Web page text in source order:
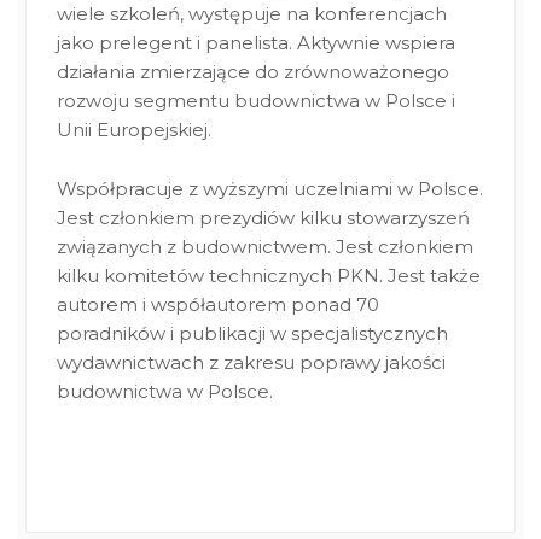
wiele szkoleń, występuje na konferencjach
jako prelegent i panelista. Aktywnie wspiera
działania zmierzające do zrównoważonego
rozwoju segmentu budownictwa w Polsce i
Unii Europejskiej.
Współpracuje z wyższymi uczelniami w Polsce.
Jest członkiem prezydiów kilku stowarzyszeń
związanych z budownictwem. Jest członkiem
kilku komitetów technicznych PKN. Jest także
autorem i współautorem ponad 70
poradników i publikacji w specjalistycznych
wydawnictwach z zakresu poprawy jakości
budownictwa w Polsce.